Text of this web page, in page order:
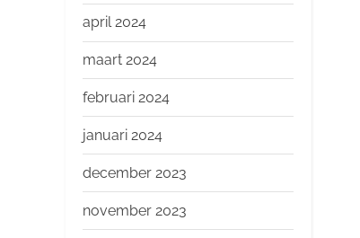
april 2024
maart 2024
februari 2024
januari 2024
december 2023
november 2023